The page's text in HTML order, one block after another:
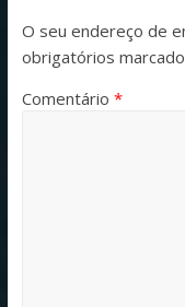
O seu endereço de
obrigatórios
Comentário *